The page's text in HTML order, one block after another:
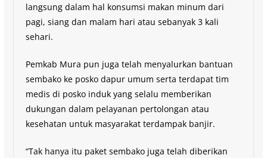
langsung dalam hal konsumsi makan minum dari
pagi, siang dan malam hari atau sebanyak 3 kali
sehari.
Pemkab Mura pun juga telah menyalurkan bantuan
sembako ke posko dapur umum serta terdapat tim
medis di posko induk yang selalu memberikan
dukungan dalam pelayanan pertolongan atau
kesehatan untuk masyarakat terdampak banjir.
“Tak hanya itu paket sembako juga telah diberikan